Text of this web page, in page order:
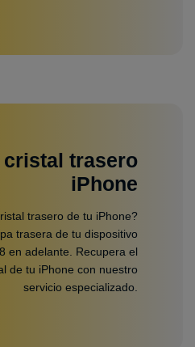
cristal trasero
iPhone
trasero de tu iPhone?
trasera de tu dispositivo
en adelante. Recupera el
de tu iPhone con nuestro
servicio especializado.